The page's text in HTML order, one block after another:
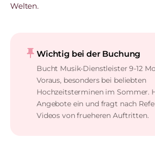
Welten.
push_pin Wichtig bei der Buchung
Bucht Musik-Dienstleister 9-12
Voraus, besonders bei beliebten
Hochzeitsterminen im Sommer.
Angebote ein und fragt nach
Videos von frueheren Auftritten.